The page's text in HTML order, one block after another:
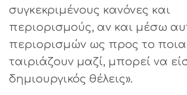
συγκεκριμένους κανόνες και
περιορισμούς, αν και μέσω
περιορισμών ως προς το ποια
ταιριάζουν μαζί, μπορεί να
δημιουργικός θέλεις».